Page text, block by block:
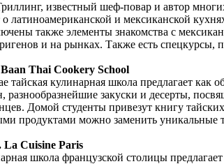
известный шеф-повар и автор
о латиноамериканской и мексиканской
также элементы знакомства с
и на рынках. Также есть
Thai Cookery School
тайская кулинарная школа предлагает как
разнообразнейшие закуски и десерты,
Домой студенты привезут книгу
продуктами можно заменить уникальные
Cuisine Paris
школа французской столицы